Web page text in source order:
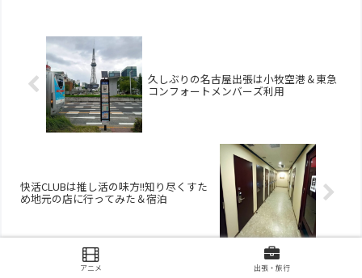
久しぶりの名古屋出張は小牧空港＆東急
コンフォートメンバーズ利用
快活CLUBは推し活の味方!!知り尽くすた
め地元の店に行ってみた＆宿泊
アニメ 出張・旅行